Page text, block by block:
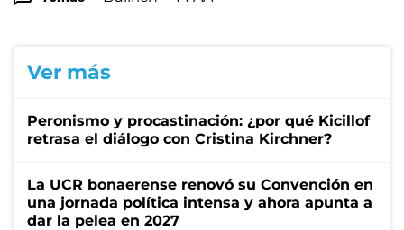
Ver más
Peronismo y procastinación: ¿por qué Kicillof
retrasa el diálogo con Cristina Kirchner?
La UCR bonaerense renovó su Convención en
una jornada política intensa y ahora apunta a
dar la pelea en 2027